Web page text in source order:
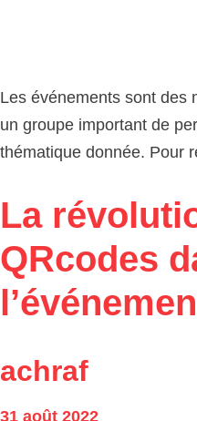
Les événements sont des
un groupe important de
thématique donnée. Pour
La
QRcodes
achraf
31 août 2022